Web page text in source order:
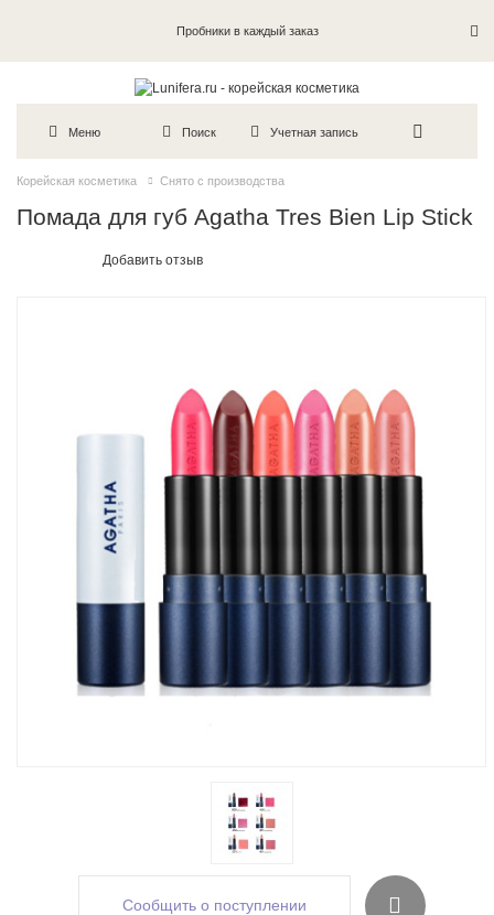
Пробники в каждый заказ
Меню Поиск Учетная запись
Корейская косметика Снято с производства
Помада для губ Agatha Tres Bien Lip Stick
Добавить отзыв
Сообщить о поступлении